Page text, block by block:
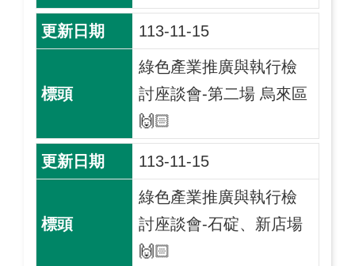
113-11-15
綠色產業推廣與執行檢
討座談會-第二場 烏來區
🙌🏻
113-11-15
綠色產業推廣與執行檢
討座談會-石碇、新店場
🙌🏻